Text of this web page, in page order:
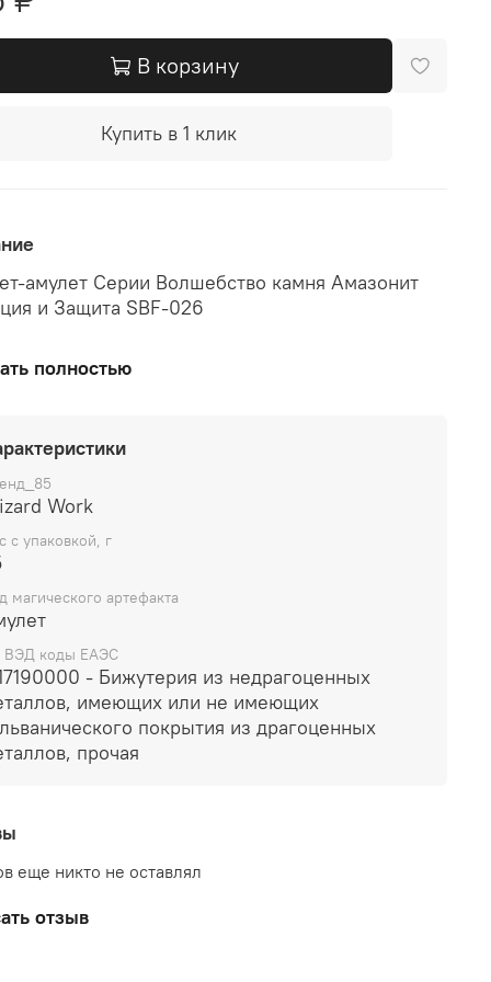
В корзину
Купить в 1 клик
амулет Серии Волшебство камня Амазонит
и Защита SBF-026
повышает интуитивное восприятие, делает
более прозорливым. Как следствие
Длина: 21 см (на эластичной резинке)
бисера: (прибл.) 8 мм
полностью
Work
с упаковкой, г
магического артефакта
ВЭД коды ЕАЭС
- Бижутерия из недрагоценных
имеющих или не имеющих
покрытия из драгоценных
прочая
еще никто не оставлял
отзыв